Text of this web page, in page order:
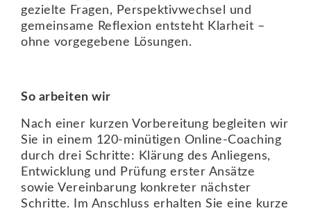
gezielte Fragen, Perspektivwechsel und
gemeinsame Reflexion entsteht Klarheit –
ohne vorgegebene Lösungen.
So arbeiten wir
Nach einer kurzen Vorbereitung begleiten wir
Sie in einem 120-minütigen Online-Coaching
durch drei Schritte: Klärung des Anliegens,
Entwicklung und Prüfung erster Ansätze
sowie Vereinbarung konkreter nächster
Schritte. Im Anschluss erhalten Sie eine kurze